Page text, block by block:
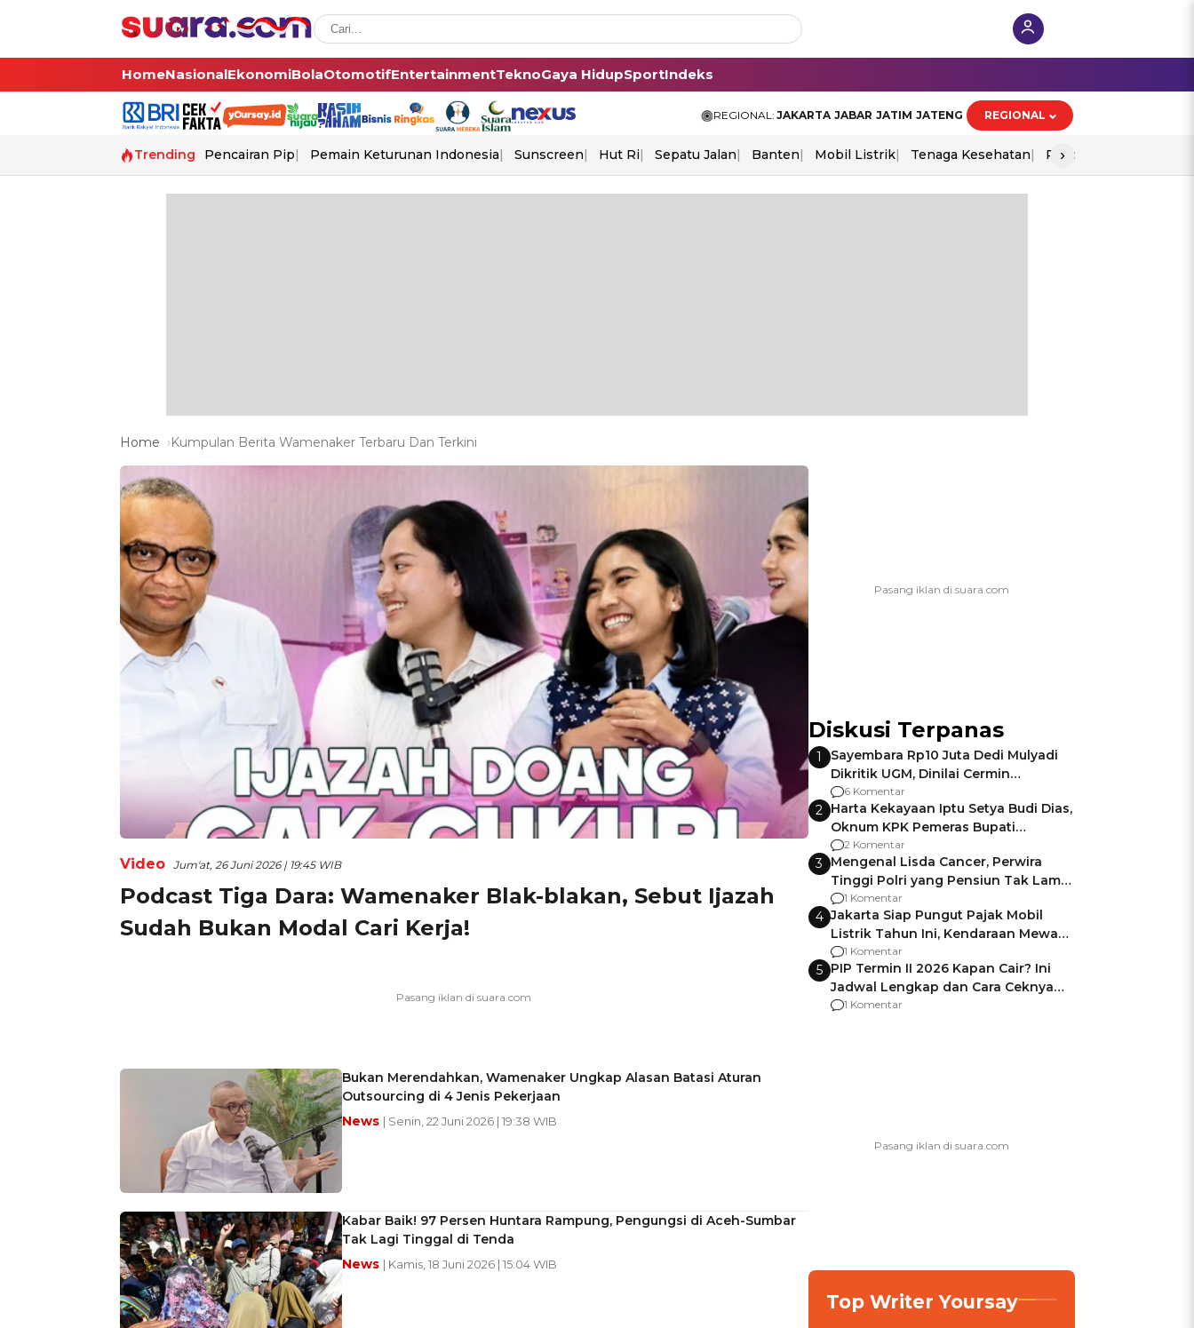
HomeNasionalEkonomiBolaOtomotifEntertainmentTeknoGaya HidupSportIndeks
REGIONAL: JAKARTA JABAR JATIM JATENG REGIONAL
Trending Pencairan Pip Pemain Keturunan Indonesia Sunscreen Hut Ri Sepatu Jalan Banten Mobil Listrik Tenaga Kesehatan Piala Aff 2026
›
Home Kumpulan Berita Wamenaker Terbaru Dan Terkini
Video Jum'at, 26 Juni 2026 | 19:45 WIB
Podcast Tiga Dara: Wamenaker Blak-blakan, Sebut Ijazah
Sudah Bukan Modal Cari Kerja!
Bukan Merendahkan, Wamenaker Ungkap Alasan Batasi Aturan
Outsourcing di 4 Jenis Pekerjaan
News | Senin, 22 Juni 2026 | 19:38 WIB
Kabar Baik! 97 Persen Huntara Rampung, Pengungsi di Aceh-Sumbar
Tak Lagi Tinggal di Tenda
News | Kamis, 18 Juni 2026 | 15:04 WIB
Diskusi Terpanas
1
Sayembara Rp10 Juta Dedi Mulyadi
Dikritik UGM, Dinilai Cermin
Gagalnya Negara Jamin Keamanan
6 Komentar
2 Harta Kekayaan Iptu Setya Budi Dias,
Oknum KPK Pemeras Bupati
Pemalang
2 Komentar
3 Mengenal Lisda Cancer, Perwira
Tinggi Polri yang Pensiun Tak Lama
Usai Jadi Brigjen
1 Komentar
4 Jakarta Siap Pungut Pajak Mobil
Listrik Tahun Ini, Kendaraan Mewah
Kena hingga 75% PKB
1 Komentar
5 PIP Termin II 2026 Kapan Cair? Ini
Jadwal Lengkap dan Cara Ceknya
agar Dana Tidak Hangus!
1 Komentar
Top Writer Yoursay